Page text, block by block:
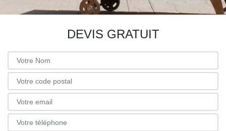
DEVIS GRATUIT